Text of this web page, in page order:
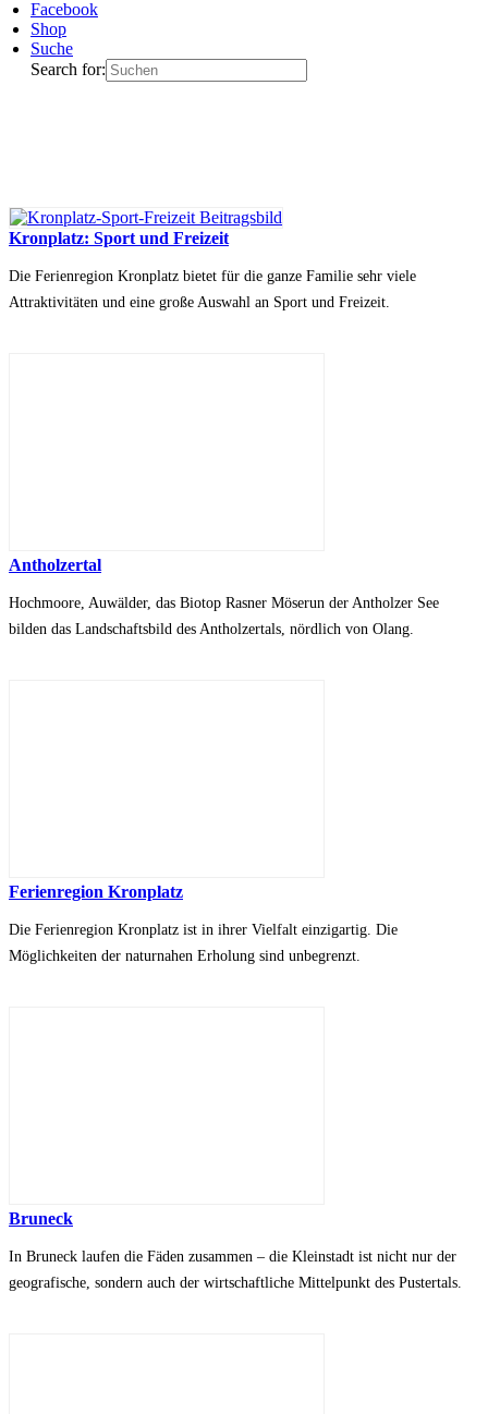
Facebook
Shop
Suche
Search for:
Kronplatz: Sport und Freizeit
Die Ferienregion Kronplatz bietet für die ganze Familie sehr viele
Attraktivitäten und eine große Auswahl an Sport und Freizeit.
Antholzertal
Hochmoore, Auwälder, das Biotop Rasner Möserun der Antholzer See
bilden das Landschaftsbild des Antholzertals, nördlich von Olang.
Ferienregion Kronplatz
Die Ferienregion Kronplatz ist in ihrer Vielfalt einzigartig. Die
Möglichkeiten der naturnahen Erholung sind unbegrenzt.
Bruneck
In Bruneck laufen die Fäden zusammen – die Kleinstadt ist nicht nur der
geografische, sondern auch der wirtschaftliche Mittelpunkt des Pustertals.